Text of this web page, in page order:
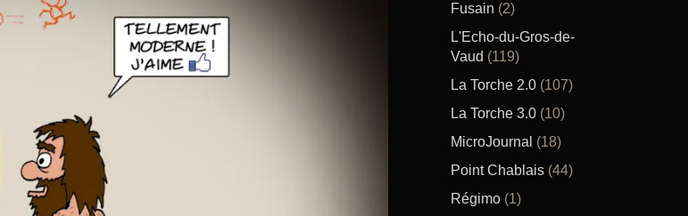
Fusain (2)
L'Echo-du-Gros-de-
Vaud (119)
La Torche 2.0 (107)
La Torche 3.0 (10)
MicroJournal (18)
Point Chablais (44)
Régimo (1)